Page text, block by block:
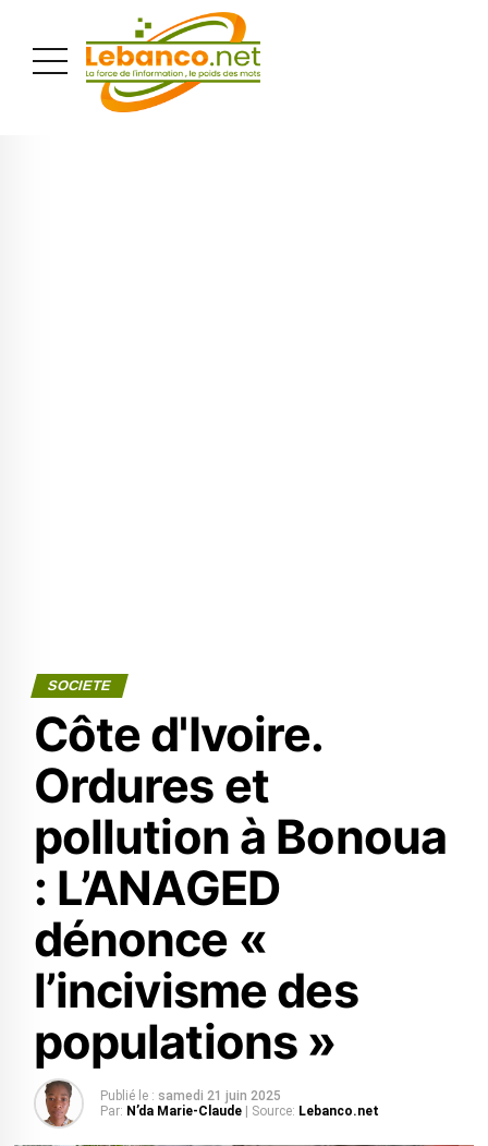
SOCIETE
Côte d'Ivoire.
Ordures et
pollution à Bonoua
: L’ANAGED
dénonce «
l’incivisme des
populations »
Publié le : samedi 21 juin 2025
Par: N’da Marie-Claude | Source: Lebanco.net